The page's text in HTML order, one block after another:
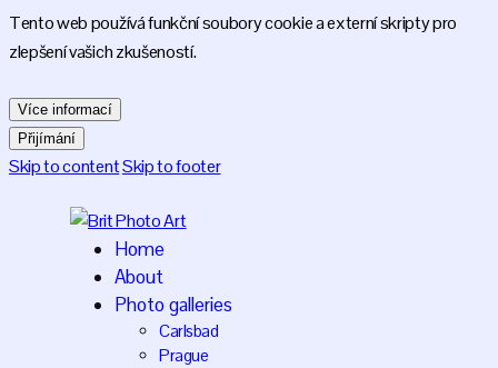
Tento web používá funkční soubory cookie a externí skripty pro
zlepšení vašich zkušeností.
Více informací
Přijímání
Skip to contentSkip to footer
Home
About
Photo galleries
Carlsbad
Prague